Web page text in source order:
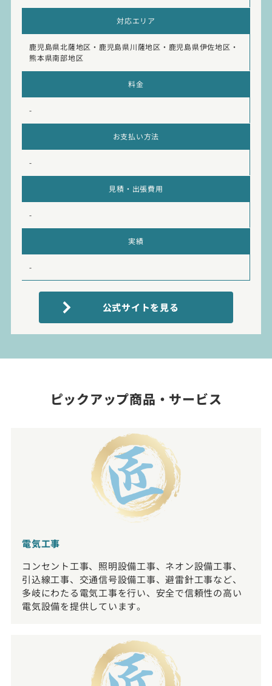
対応エリア
鹿児島県北薩地区・鹿児島県川薩地区・鹿児島県伊佐地区・
熊本県南部地区
料金
-
お支払い方法
-
見積・出張費用
-
実績
-
公式サイトを見る
ピックアップ商品・サービス
電気工事
コンセント工事、照明設備工事、ネオン設備工事、
引込線工事、交通信号設備工事、避雷針工事など、
多岐にわたる電気工事を行い、安全で信頼性の高い
電気設備を提供しています。